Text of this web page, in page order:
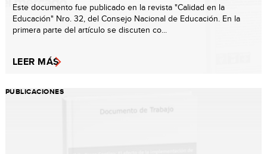
Este documento fue publicado en la revista "Calidad en la
Educación" Nro. 32, del Consejo Nacional de Educación. En la
primera parte del artículo se discuten co...
LEER MÁS
PUBLICACIONES